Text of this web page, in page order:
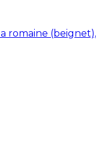
romaine